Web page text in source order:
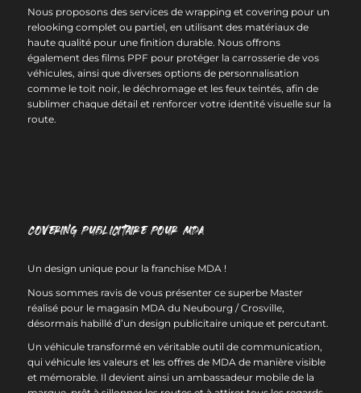
Nous proposons des services de wrapping et covering pour un
relooking complet ou partiel, en utilisant des matériaux de
haute qualité pour une finition durable. Nous offrons
également des films PPF pour protéger la carrosserie de vos
véhicules, ainsi que diverses options de personnalisation
comme le toit noir, le déchromage et les feux teintés, afin de
sublimer chaque détail et renforcer votre identité visuelle sur la
route.
Covering publicitaire pour MDA
Un design unique pour la franchise MDA !
Nous sommes ravis de vous présenter ce superbe Master
réalisé pour le magasin MDA du Neubourg / Crosville,
désormais habillé d’un design publicitaire unique et percutant.
Un véhicule transformé en véritable outil de communication,
qui véhicule les valeurs et les offres de MDA de manière visible
et mémorable. Il devient ainsi un ambassadeur mobile de la